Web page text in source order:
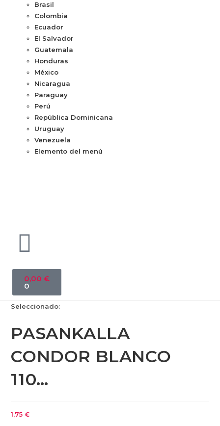
Brasil
Colombia
Ecuador
El Salvador
Guatemala
Honduras
México
Nicaragua
Paraguay
Perú
República Dominicana
Uruguay
Venezuela
Elemento del menú
0,00 €
0
Seleccionado:
PASANKALLA
CONDOR BLANCO
110…
1,75€